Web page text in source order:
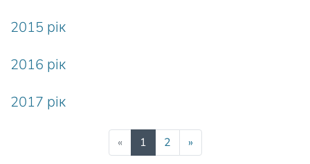
2015 рік
2016 рік
2017 рік
« 1(current)
2 »